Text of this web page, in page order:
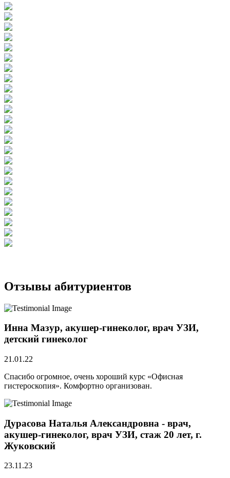
Отзывы абитуриентов
Инна Мазур, акушер-гинеколог, врач УЗИ,
детский гинеколог
21.01.22
Спасибо огромное, очень хороший курс «Офисная
гистероскопия». Комфортно организован.
Дурасова Наталья Александровна - врач,
акушер-гинеколог, врач УЗИ, стаж 20 лет, г.
Жуковский
23.11.23